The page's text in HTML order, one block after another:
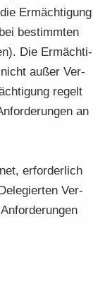
Er­mäch­ti­gung
be­stimm­ten
Die Er­mäch­ti­
außer Ver­
re­gelt
an
er­for­der­lich
Ver­